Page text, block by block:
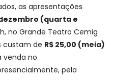
as apresentações
dezembro (quarta e
no Grande Teatro Cemig
custam de R$ 25,00 (meia)
venda no
pela